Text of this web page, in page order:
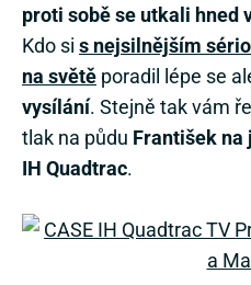
proti sobě se utkali hned
Kdo si s nejsilnějším
na světě poradil lépe se
vysílání. Stejně tak vám
tlak na půdu František na
IH Quadtrac.